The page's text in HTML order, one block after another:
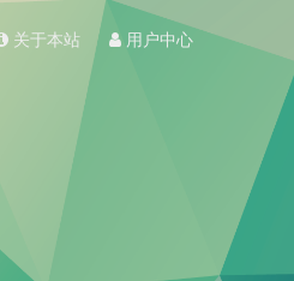
关于本站 用户中心